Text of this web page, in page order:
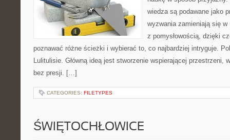
wiedza są podawane jako
wyzwania zamieniają się w
z pomysłowością, dzięki
poznawać różne ścieżki i wybierać to, co najbardziej intryguje.
Lulitulisie. Główną ideą jest stworzenie wspierającej przestrzeni,
bez presji. […]
CATEGORIES: FILETYPES
ŚWIĘTOCHŁOWICE